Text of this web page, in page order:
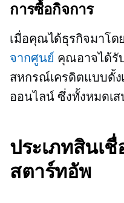
การซื้อกิจการ
เมื่อคุณได้ธุรกิจมาโด
จากศูนย์ คุณอาจได้รั
สหกรณ์เครดิตแบบดั้ง
ออนไลน์ ซึ่งทั้งหมดเ
ประเภทสินเ
สตาร์ทอัพ